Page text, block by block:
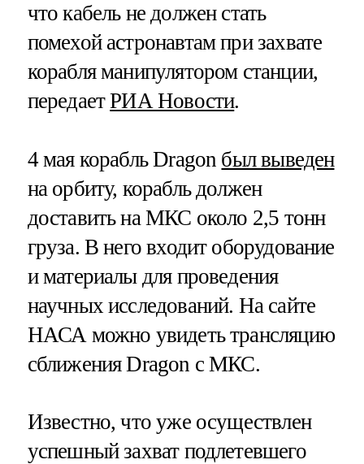
что кабель не должен стать
помехой астронавтам при захвате
корабля манипулятором станции,
передаетРИА Новости.
4 мая корабль Dragon был выведен
на орбиту, корабль должен
доставить на МКС около 2,5 тонн
груза. В него входит оборудование
и материалы для проведения
научных исследований. На сайте
НАСА можно увидеть трансляцию
сближения Dragon с МКС.
Известно, что уже осуществлен
успешный захват подлетевшего